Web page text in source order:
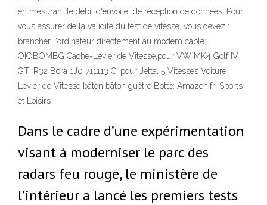
en mesurant le débit d'envoi et de réception de données. Pour
vous assurer de la validité du test de vitesse, vous devez :
brancher l'ordinateur directement au modem câble;
OIOBOMBG Cache-Levier de Vitesse,pour VW MK4 Golf IV
GTI R32 Bora 1J0 711113 C, pour Jetta, 5 Vitesses Voiture
Levier de Vitesse bâton bâton guêtre Botte: Amazon.fr: Sports
et Loisirs
Dans le cadre d’une expérimentation
visant à moderniser le parc des
radars feu rouge, le ministère de
l’intérieur a lancé les premiers tests